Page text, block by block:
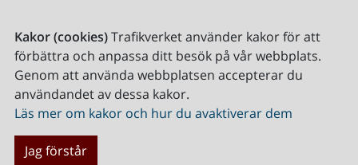
Kakor (cookies)Trafikverket använder kakor för att
förbättra och anpassa ditt besök på vår webbplats.
Genom att använda webbplatsen accepterar du
användandet av dessa kakor.
Läs mer om kakor och hur du avaktiverar dem
Jag förstår